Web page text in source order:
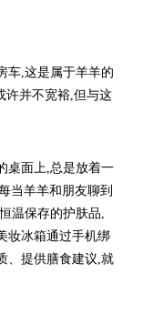
车,这是属于羊羊的
许并不宽裕,但与这
桌面上,总是放着一
当羊羊和朋友聊到
温保存的护肤品,
妆冰箱通过手机绑
、提供膳食建议,就